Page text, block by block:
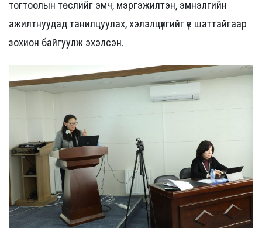
тогтоолын төслийг эмч, мэргэжилтэн, эмнэлгийн
ажилтнуудад танилцуулах, хэлэлцүүлгийг үе шаттайгаар
зохион байгуулж эхэлсэн.